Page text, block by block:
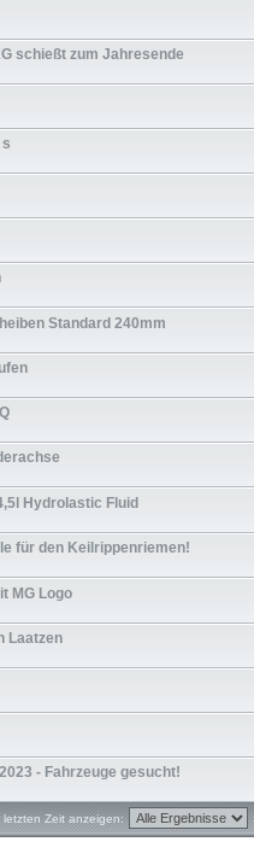
schießt zum Jahresende
Standard 240mm
Hydrolastic Fluid
für den Keilrippenriemen!
MG Logo
Laatzen
- Fahrzeuge gesucht!
letzten Zeit anzeigen: